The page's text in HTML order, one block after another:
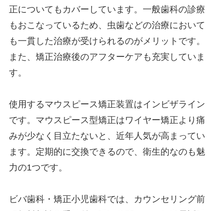
正についてもカバーしています。一般歯科の診療
もおこなっているため、虫歯などの治療において
も一貫した治療が受けられるのがメリットです。
また、矯正治療後のアフターケアも充実していま
す。
使用するマウスピース矯正装置はインビザライン
です。マウスピース型矯正はワイヤー矯正より痛
みが少なく目立たないと、近年人気が高まってい
ます。定期的に交換できるので、衛生的なのも魅
力の1つです。
ビバ歯科・矯正小児歯科では、カウンセリング前